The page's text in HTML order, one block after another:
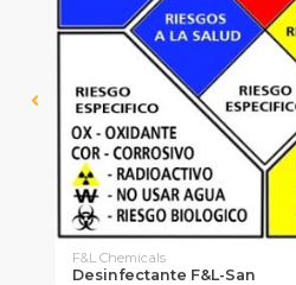
F&L Chemicals
Desinfectante F&L-San